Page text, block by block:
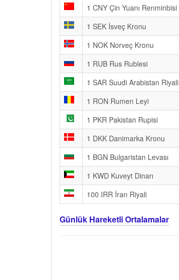
1 CNY Çin Yuanı Renminbisi
1 SEK İsveç Kronu
1 NOK Norveç Kronu
1 RUB Rus Rublesi
1 SAR Suudi Arabistan Riyali
1 RON Rumen Leyi
1 PKR Pakistan Rupisi
1 DKK Danimarka Kronu
1 BGN Bulgaristan Levası
1 KWD Kuveyt Dinarı
100 IRR İran Riyali
Günlük Hareketli Ortalamalar